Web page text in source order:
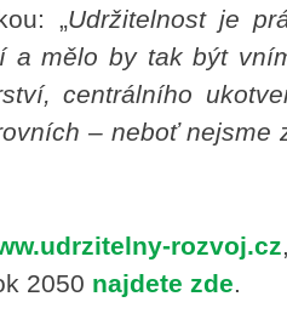
„ Udržitelnost je
a mělo by tak být
centrálního
– neboť nejsme
rozvoj.cz
2050 najdete zde